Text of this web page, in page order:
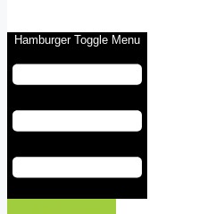
Hamburger Toggle Menu